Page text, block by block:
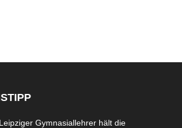
Leipziger Gymnasiallehrer hält die